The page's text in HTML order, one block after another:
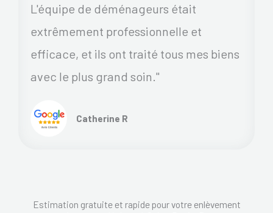
L'équipe de déménageurs était
extrêmement professionnelle et
efficace, et ils ont traité tous mes biens
avec le plus grand soin."
Catherine R
Estimation gratuite et rapide pour votre enlèvement